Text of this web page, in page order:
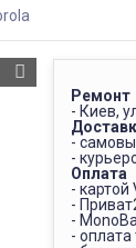
Ремонт
- Киев,
-
-
Оплата
-
-
-
-